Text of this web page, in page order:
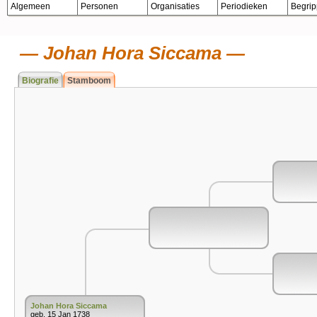
Algemeen Personen Organisaties Periodieken
Johan Hora Siccama
Biografie Stamboom
Johan Hora Siccama
geb. 15 Jan 1738